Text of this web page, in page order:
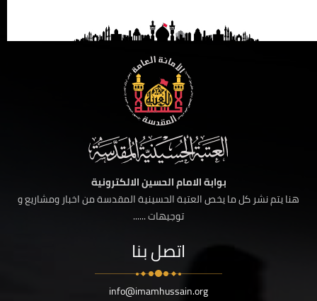
بوابة الامام الحسين الالكترونية
هنا يتم نشر كل ما يخص العتبة الحسينية المقدسة من اخبار ومشاريع و
توجيهات ......
اتصل بنا
info@imamhussain.org